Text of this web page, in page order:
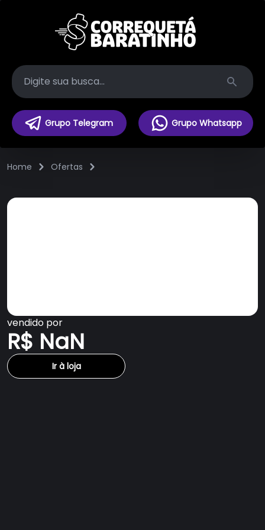
Search
Grupo Telegram Grupo Whatsapp
Home Ofertas
vendido por
R$ NaN
Ir à loja